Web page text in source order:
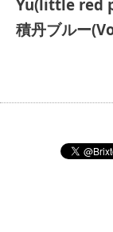
Yu(little red
積丹ブルー